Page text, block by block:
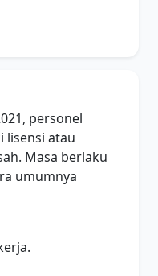
personel
lisensi atau
Masa berlaku
umumnya